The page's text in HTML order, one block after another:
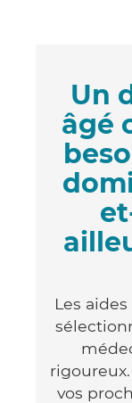
Un
âgé
Les
vos